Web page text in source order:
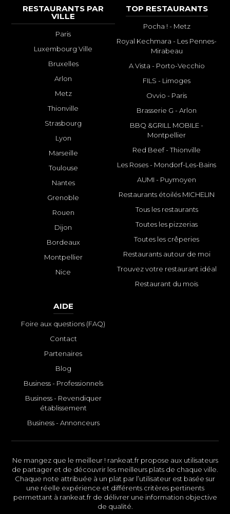
RESTAURANTS PAR
VILLE
Paris
Luxembourg Ville
Bruxelles
Arlon
Metz
Thionville
Strasbourg
Lyon
Marseille
Toulouse
Nantes
Grenoble
Rouen
Dijon
Bordeaux
Montpellier
Nice
TOP RESTAURANTS
Pocha ! - Metz
Royal Kechmara - Les Pennes-
Mirabeau
A Vista - Porto-Vecchio
FILS - Limoges
Ovvio - Paris
Brasserie G - Arlon
BBQ &GRILL MOBILE -
Montpellier
Red Beef - Thionville
Les Roses - Mondorf-Les-Bains
AUMI - Puymoyen
Restaurants étoilés MICHELIN
Tous les restaurants
Toutes les pizzerias
Toutes les crêperies
Restaurants autour de moi
Trouvez votre restaurant idéal
Restaurant du mois
AIDE
Foire aux questions (FAQ)
Contact
Partenaires
Blog
Business - Professionnels
Business - Revendiquer
établissement
Business - Annonceurs
Ne mangez que le meilleur ! rankeat.fr propose aux utilisateurs
de partager et de découvrir les meilleurs plats de chaque ville.
Chaque note attribuée à un plat par l’utilisateur est basée sur
une réelle expérience et différents critères pertinents
permettant à rankeat.fr de délivrer une information objective
de qualité.